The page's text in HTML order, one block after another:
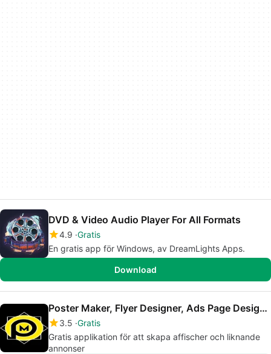
DVD & Video Audio Player For All Formats
4.9 Gratis
En gratis app för Windows, av DreamLights Apps.
Download
Poster Maker, Flyer Designer, Ads Page Designer
3.5 Gratis
Gratis applikation för att skapa affischer och liknande
annonser